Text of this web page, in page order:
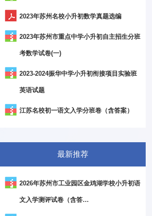
2023年苏州名校小升初数学真题选编
2023年苏州市重点中学小升初自主招生分班
考数学试卷(一)
2023-2024振华中学小升初衔接项目实验班
英语试题
江苏名校初一语文入学分班卷（含答案）
最新推荐
2026年苏州市工业园区金鸡湖学校小升初语
文入学测评试卷（含答…